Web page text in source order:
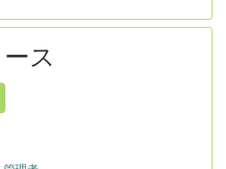
ス